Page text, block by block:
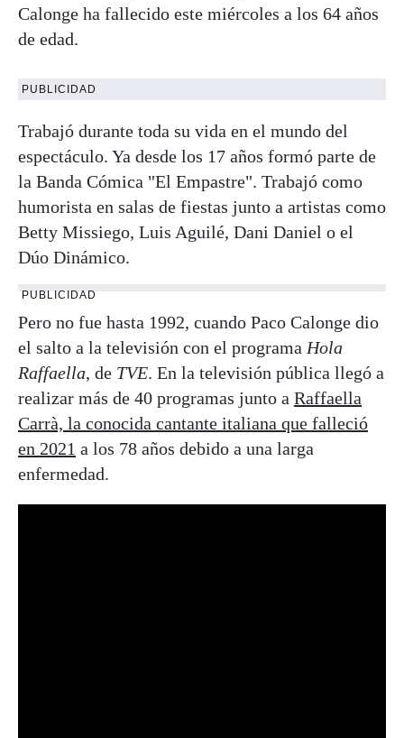
Calonge ha fallecido este miércoles a los 64 años
de edad.
PUBLICIDAD
Trabajó durante toda su vida en el mundo del
espectáculo. Ya desde los 17 años formó parte de
la Banda Cómica "El Empastre". Trabajó como
humorista en salas de fiestas junto a artistas como
Betty Missiego, Luis Aguilé, Dani Daniel o el
Dúo Dinámico.
PUBLICIDAD
Pero no fue hasta 1992, cuando Paco Calonge dio
el salto a la televisión con el programa Hola
Raffaella, de TVE. En la televisión pública llegó a
realizar más de 40 programas junto a Raffaella
Carrà, la conocida cantante italiana que falleció
en 2021 a los 78 años debido a una larga
enfermedad.